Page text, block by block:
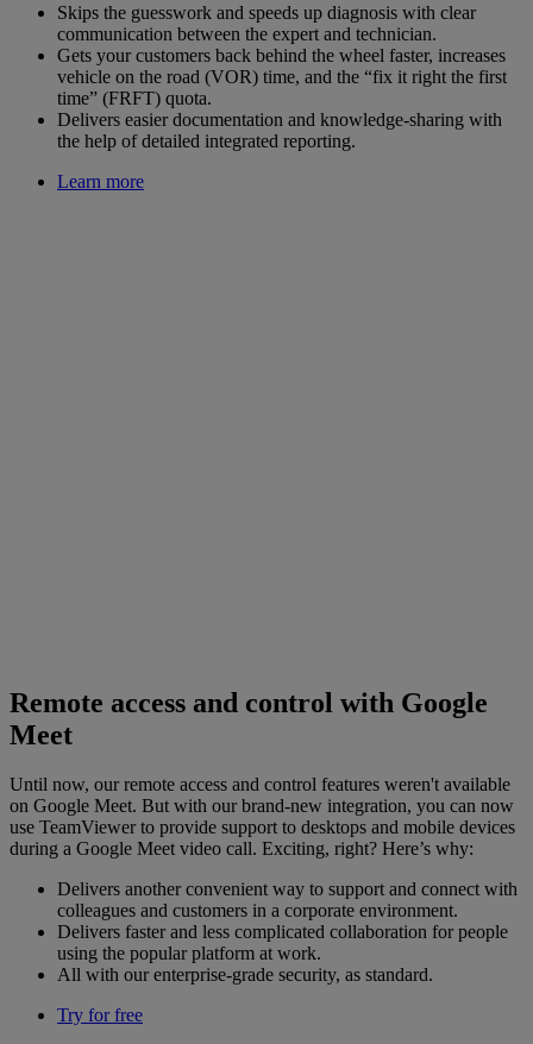
Skips the guesswork and speeds up diagnosis with clear
communication between the expert and technician.
Gets your customers back behind the wheel faster, increases
vehicle on the road (VOR) time, and the “fix it right the first
time” (FRFT) quota.
Delivers easier documentation and knowledge-sharing with
the help of detailed integrated reporting.
Learn more
Remote access and control with Google
Meet
Until now, our remote access and control features weren't available
on Google Meet. But with our brand-new integration, you can now
use TeamViewer to provide support to desktops and mobile devices
during a Google Meet video call. Exciting, right? Here’s why:
Delivers another convenient way to support and connect with
colleagues and customers in a corporate environment.
Delivers faster and less complicated collaboration for people
using the popular platform at work.
All with our enterprise-grade security, as standard.
Try for free